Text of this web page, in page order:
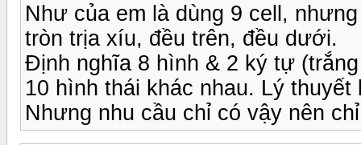
Như của em là dùng 9 cell,
tròn trịa xíu, đều trên, đều dưới.
Định nghĩa 8 hình & 2 ký tự
10 hình thái khác nhau. Lý
Nhưng nhu cầu chỉ có vậy nên